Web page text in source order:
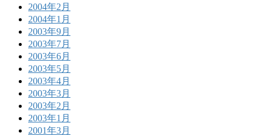
2004年2月
2004年1月
2003年9月
2003年7月
2003年6月
2003年5月
2003年4月
2003年3月
2003年2月
2003年1月
2001年3月